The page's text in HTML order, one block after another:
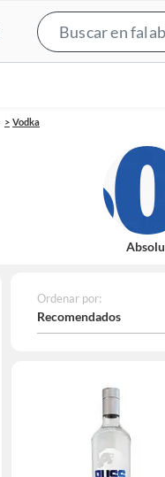
Vodka
Ordenar por:
Recomendados